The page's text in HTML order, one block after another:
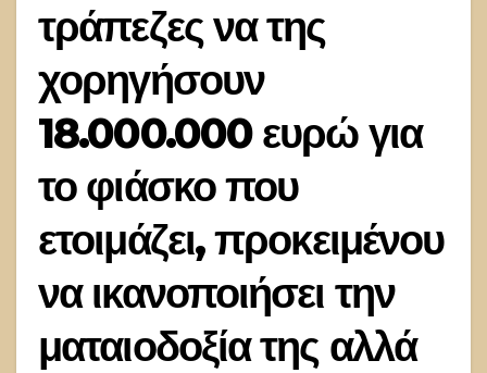
τράπεζες να της
χορηγήσουν
18.000.000 ευρώ για
το φιάσκο που
ετοιμάζει, προκειμένου
να ικανοποιήσει την
ματαιοδοξία της αλλά